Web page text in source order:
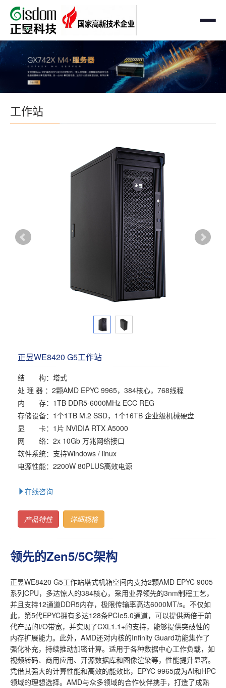
首页
工作站
AMD企业级工作站
Intel 企业级工作站
服务器
通用服务器
高频应用服务器
存储
OEM定制化
工作站
正昱WE8420 G5工作站
结 构：塔式
处 理 器 ：2颗AMD EPYC 9965，384核心，768线程
内 存：1TB DDR5-6000MHz ECC REG
存储设备：1个1TB M.2 SSD，1个16TB 企业级机械硬盘
显 卡：1片 NVIDIA RTX A5000
网 络：2x 10Gb 万兆网络接口
软件系统：支持Windows / linux
电源性能：2200W 80PLUS高效电源
在线咨询
产品特性 详细规格
领先的Zen5/5C架构
正昱WE8420 G5工作站塔式机箱空间内支持2颗AMD EPYC 9005
系列CPU，多达惊人的384核心，采用业界领先的3nm制程工艺，
并且支持12通道DDR5内存，极限传输率高达6000MT/s。不仅如
此，第5代EPYC拥有多达128条PCIe5.0通道，可以提供两倍于前
代产品的I/O带宽，并实现了CXL1.1+的支持，能够提供突破性的
内存扩展能力。此外，AMD还对内核的Infinity Guard功能集作了
强化补充，持续推动加密计算。适用于各种数据中心工作负载，如
视频转码、商用应用、开源数据库和图像渲染等，性能提升显著。
凭借其强大的计算性能和高效的能效比，EPYC 9965成为AI和HPC
领域的理想选择。AMD与众多领域的合作伙伴携手，打造了成熟